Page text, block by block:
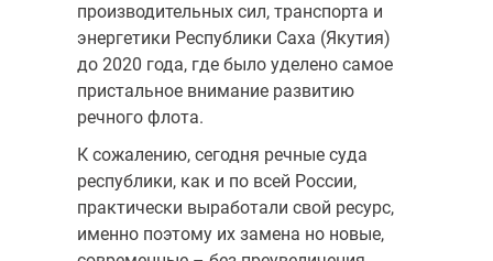
производительных сил, транспорта и
энергетики Республики Саха (Якутия)
до 2020 года, где было уделено самое
пристальное внимание развитию
речного флота.
К сожалению, сегодня речные суда
республики, как и по всей России,
практически выработали свой ресурс,
именно поэтому их замена но новые,